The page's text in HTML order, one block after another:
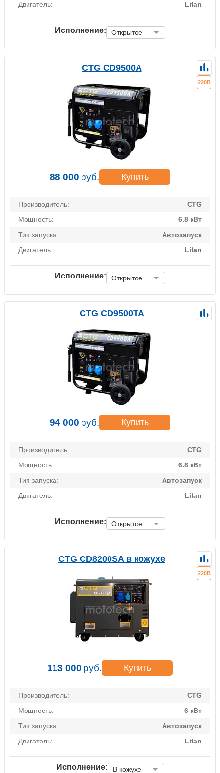
Двигатель:
Lifan
Исполнение: Открытое
CTG CD9500A
220В
88 000 руб. Купить
Производитель:
CTG
Мощность:
6.8 кВт
Тип запуска:
Автозапуск
Двигатель:
Lifan
Исполнение: Открытое
CTG CD9500TA
94 000 руб. Купить
Производитель:
CTG
Мощность:
6.8 кВт
Тип запуска:
Автозапуск
Двигатель:
Lifan
Исполнение: Открытое
CTG CD8200SA в кожухе
220В
113 000 руб. Купить
Производитель:
CTG
Мощность:
6 кВт
Тип запуска:
Автозапуск
Двигатель:
Lifan
Исполнение: В кожухе